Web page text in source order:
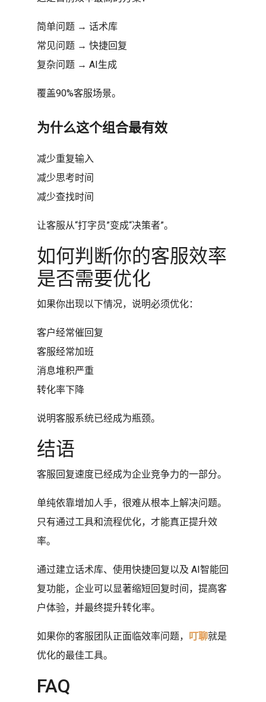
简单问题 → 话术库
常见问题 → 快捷回复
复杂问题 → AI生成
覆盖90%客服场景。
为什么这个组合最有效
减少重复输入
减少思考时间
减少查找时间
让客服从“打字员”变成“决策者”。
如何判断你的客服效率
是否需要优化
如果你出现以下情况，说明必须优化：
客户经常催回复
客服经常加班
消息堆积严重
转化率下降
说明客服系统已经成为瓶颈。
结语
客服回复速度已经成为企业竞争力的一部分。
单纯依靠增加人手，很难从根本上解决问题。
只有通过工具和流程优化，才能真正提升效
率。
通过建立话术库、使用快捷回复以及 AI智能回
复功能，企业可以显著缩短回复时间，提高客
户体验，并最终提升转化率。
如果你的客服团队正面临效率问题， 叮聊就是
优化的最佳工具。
FAQ